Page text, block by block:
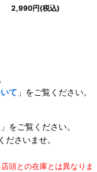
2,990円(税込)
て 」をご覧ください。
」をご覧ください。
さいませ。
頭との在庫とは異なりま